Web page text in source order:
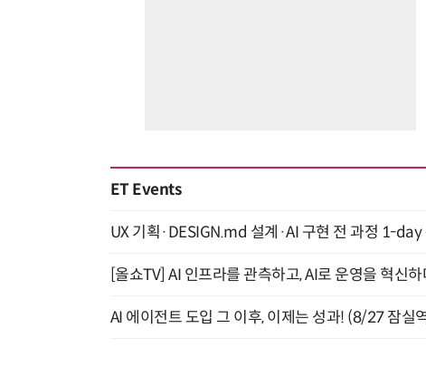
ET Events
UX 기획·DESIGN.md 설계·AI 구현 전 과정 1-
[올쇼TV] AI 인프라를 관측하고, AI로 운영을 혁신
AI 에이전트 도입 그 이후, 이제는 성과! (8/27 잠실